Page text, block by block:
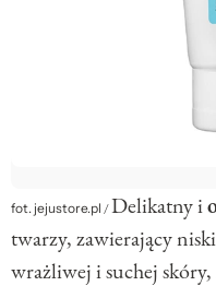
fot. jejustore.pl/Delikatny i
twarzy, zawierający
wrażliwej i suchej